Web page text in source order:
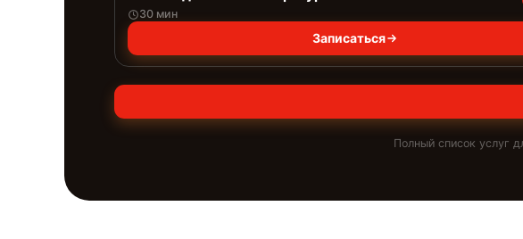
30 мин
Записаться
Полный список услуг